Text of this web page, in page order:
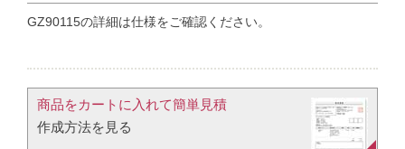
GZ90115の詳細は仕様をご確認ください。
商品をカートに入れて簡単見積​
作成方法を見る​​